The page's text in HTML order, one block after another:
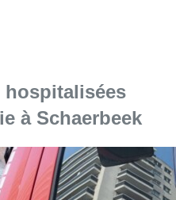
hospitalisées
à Schaerbeek